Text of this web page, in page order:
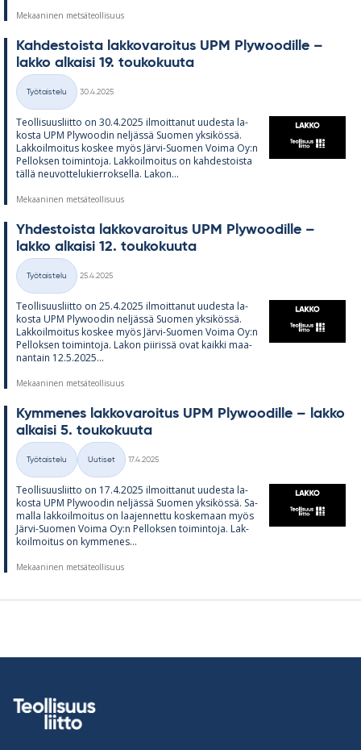
Mekaaninen metsäteollisuus
Kah­des­toista lak­ko­va­roi­tus UPM Plywoo­dille –
lakko al­kaisi 19. tou­ko­kuuta
Kategoriat
Työtaistelu
30.4.2025
Teol­li­suus­liitto on 30.4.2025 il­moit­ta­nut uu­desta la­
kosta UPM Plywoo­din nel­jässä Suo­men yk­si­kössä.
Lak­koil­moi­tus kos­kee myös Järvi-Suo­men Voima Oy:n
Pel­lok­sen toi­min­toja. Lak­koil­moi­tus on kah­des­toista
tällä neu­vot­te­lu­kier­rok­sella. La­kon...
Mekaaninen metsäteollisuus
Yh­des­toista lak­ko­va­roi­tus UPM Plywoo­dille –
lakko al­kaisi 12. tou­ko­kuuta
Kategoriat
Työtaistelu
25.4.2025
Teol­li­suus­liitto on 25.4.2025 il­moit­ta­nut uu­desta la­
kosta UPM Plywoo­din nel­jässä Suo­men yk­si­kössä.
Lak­koil­moi­tus kos­kee myös Järvi-Suo­men Voima Oy:n
Pel­lok­sen toi­min­toja. La­kon pii­rissä ovat kaikki maa­
nan­tain 12.5.2025...
Mekaaninen metsäteollisuus
Kym­me­nes lak­ko­va­roi­tus UPM Plywoo­dille – lakko
al­kaisi 5. tou­ko­kuuta
Kategoriat
Työtaistelu Uutiset
17.4.2025
Teol­li­suus­liitto on 17.4.2025 il­moit­ta­nut uu­desta la­
kosta UPM Plywoo­din nel­jässä Suo­men yk­si­kössä. Sa­
malla lak­koil­moi­tus on laa­jen­nettu kos­ke­maan myös
Järvi-Suo­men Voima Oy:n Pel­lok­sen toi­min­toja. Lak­
koil­moi­tus on kym­me­nes...
Mekaaninen metsäteollisuus